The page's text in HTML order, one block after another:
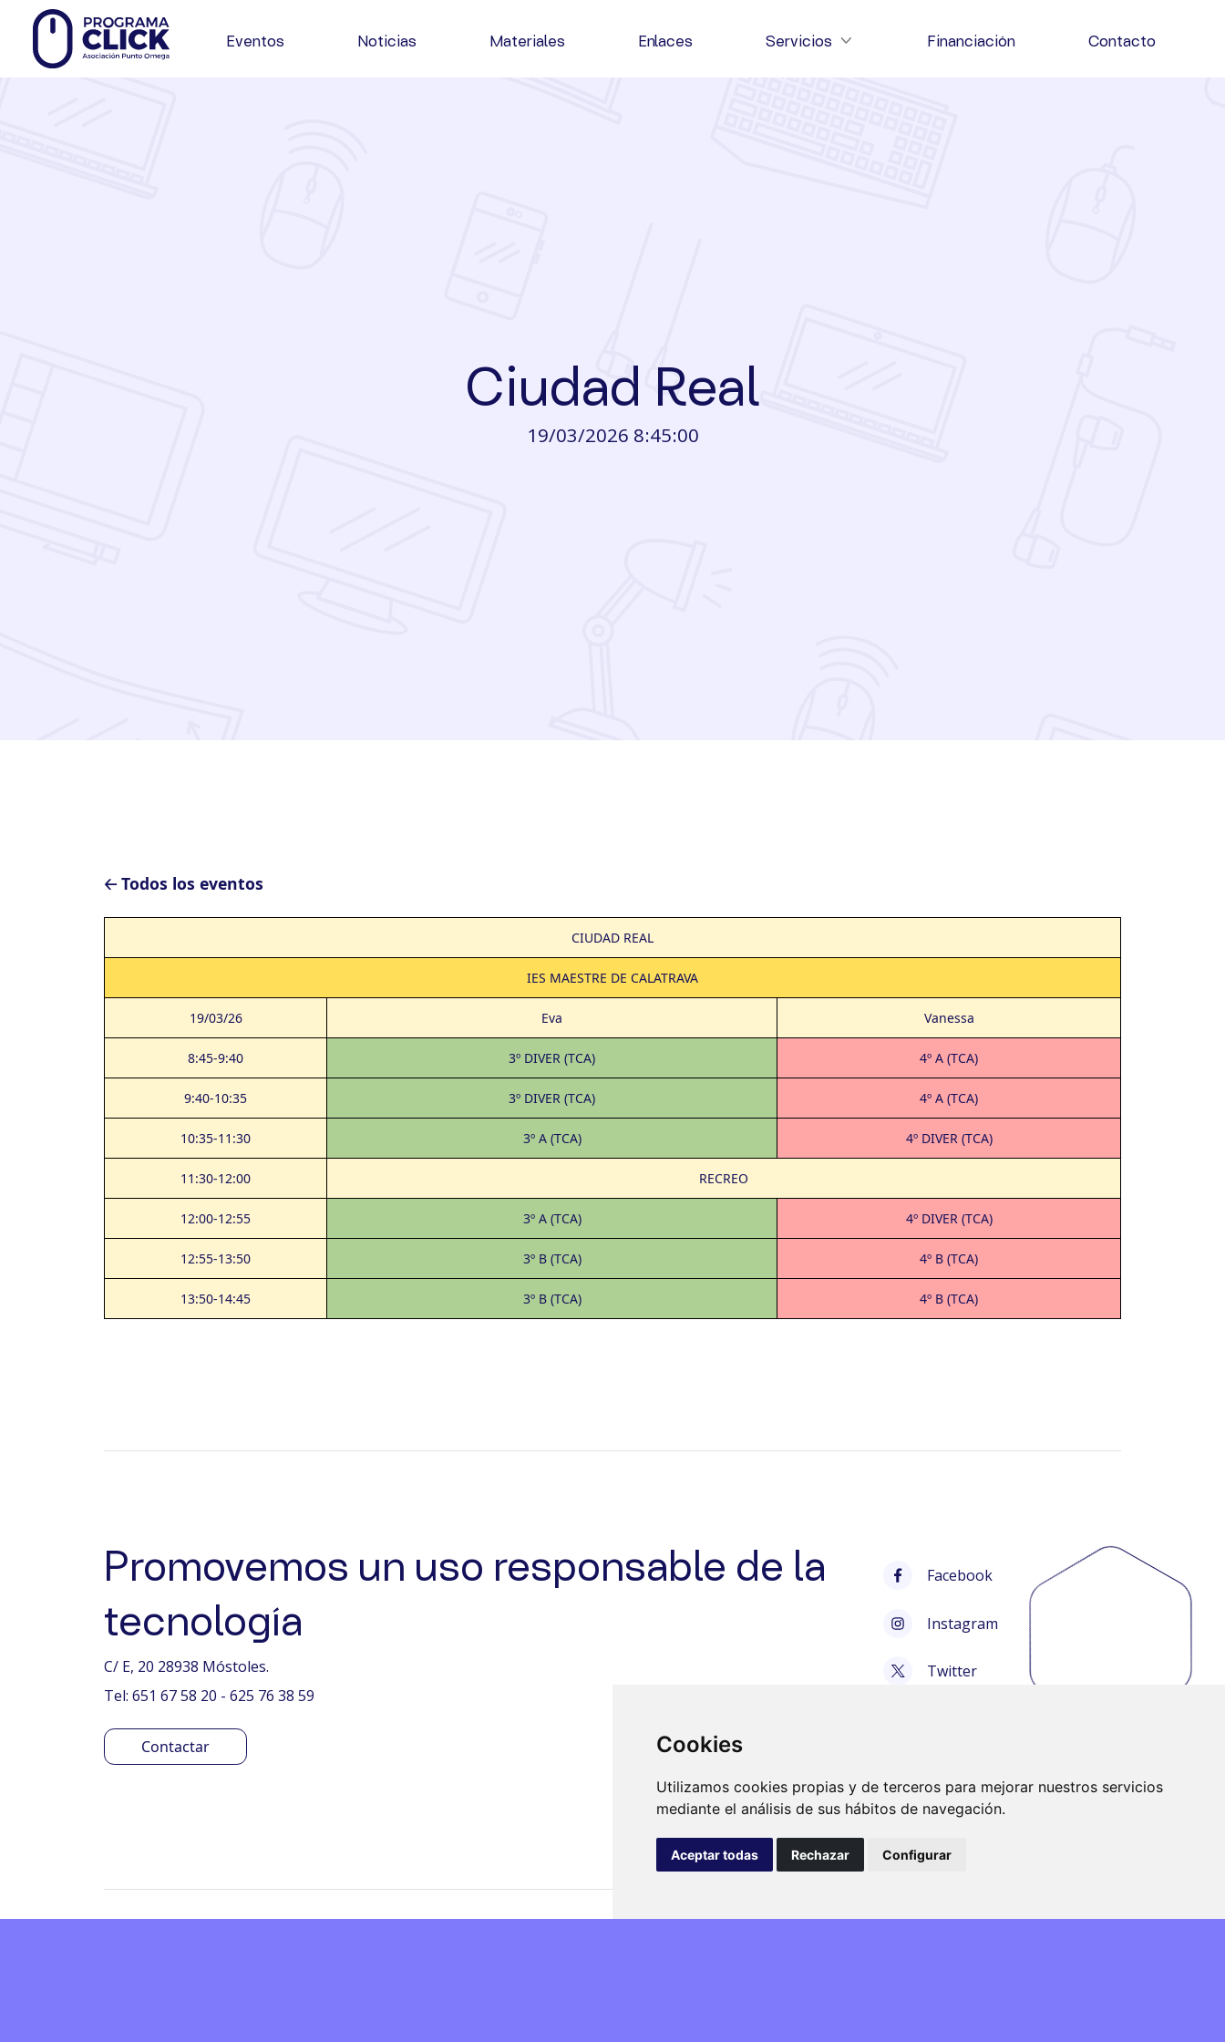
Cookies
Utilizamos cookies propias y de terceros para mejorar nuestros servicios
mediante el análisis de sus hábitos de navegación.
Aceptar todas Rechazar Configurar
Eventos Noticias Materiales Enlaces Servicios Financiación Contacto
Ciudad Real
19/03/2026 8:45:00
🡠 Todos los eventos
CIUDAD REAL
IES MAESTRE DE CALATRAVA
19/03/26 Eva Vanessa
8:45-9:40 3º DIVER (TCA) 4º A (TCA)
9:40-10:35 3º DIVER (TCA) 4º A (TCA)
10:35-11:30 3º A (TCA) 4º DIVER (TCA)
11:30-12:00 RECREO
12:00-12:55 3º A (TCA) 4º DIVER (TCA)
12:55-13:50 3º B (TCA) 4º B (TCA)
13:50-14:45 3º B (TCA) 4º B (TCA)
Promovemos un uso responsable de la
tecnología
C/ E, 20 28938 Móstoles.
Tel: 651 67 58 20 - 625 76 38 59
Contactar
Facebook
Instagram
Twitter